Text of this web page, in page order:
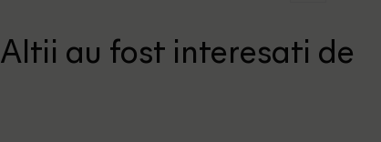
Altii au fost interesati de